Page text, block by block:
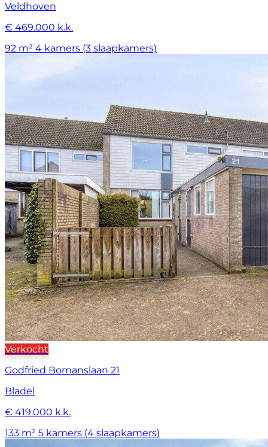
Veldhoven
€ 469.000 k.k.
92 m² 4 kamers (3 slaapkamers)
Verkocht
Godfried Bomanslaan 21
Bladel
€ 419.000 k.k.
133 m² 5 kamers (4 slaapkamers)